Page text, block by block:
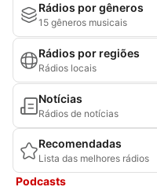
Rádios por gêneros
15 gêneros musicais
Rádios por regiões
Rádios locais
Notícias
Rádios de notícias
Recomendadas
Lista das melhores rádios
Podcasts